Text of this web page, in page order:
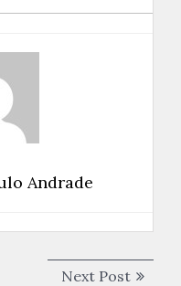
Andrade
Next PostNext